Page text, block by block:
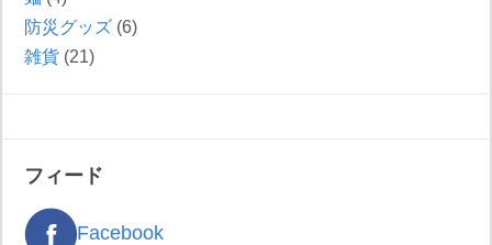
防災グッズ (6)
雑貨 (21)
フィード
Facebook